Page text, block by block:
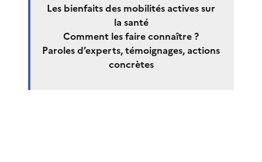
Les bienfaits des mobilités actives sur
la santé
Comment les faire connaître ?
Paroles d’experts, témoignages, actions
concrètes